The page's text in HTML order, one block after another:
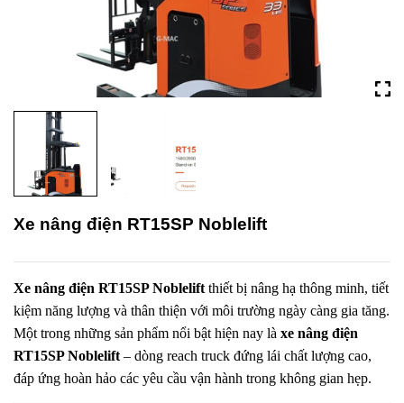
Xe nâng điện RT15SP Noblelift
Xe nâng điện RT15SP Noblelift thiết bị nâng hạ thông minh, tiết
kiệm năng lượng và thân thiện với môi trường ngày càng gia tăng.
Một trong những sản phẩm nổi bật hiện nay là xe nâng điện
RT15SP Noblelift – dòng reach truck đứng lái chất lượng cao,
đáp ứng hoàn hảo các yêu cầu vận hành trong không gian hẹp.